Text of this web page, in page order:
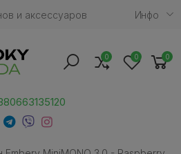
и аксессуаров Инфо
menu
0 0 0